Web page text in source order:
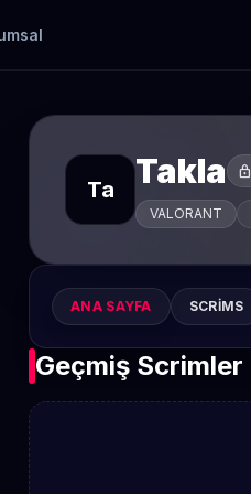
Ta Takla lock
VALORANT
ANA SAYFA SCRIMS
Geçmiş Scrimler